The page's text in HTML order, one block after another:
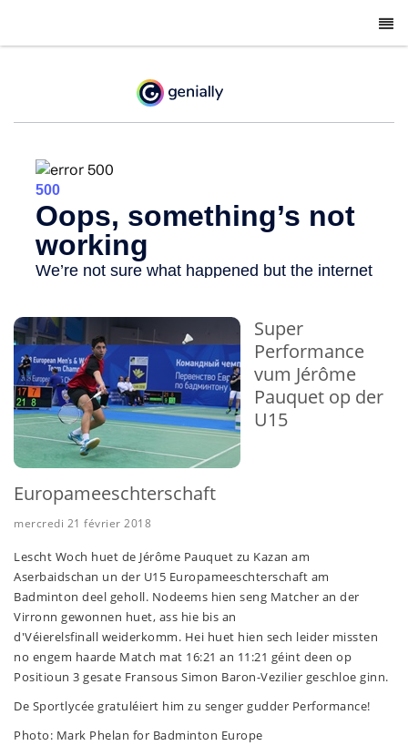
Super
Performance
vum Jérôme
Pauquet op der
U15
Europameeschterschaft
mercredi 21 février 2018
Lescht Woch huet de Jérôme Pauquet zu Kazan am
Aserbaidschan un der U15 Europameeschterschaft am
Badminton deel geholl. Nodeems hien seng Matcher an der
Virronn gewonnen huet, ass hie bis an
d'Véierelsfinall weiderkomm. Hei huet hien sech leider missten
no engem haarde Match mat 16:21 an 11:21 géint deen op
Positioun 3 gesate Fransous Simon Baron-Vezilier geschloe ginn.
De Sportlycée gratuléiert him zu senger gudder Performance!
Photo: Mark Phelan for Badminton Europe